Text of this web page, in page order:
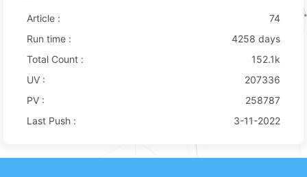
Article :
74
Run time :
4258 days
Total Count :
152.1k
UV :
207336
PV :
258787
Last Push :
3-11-2022